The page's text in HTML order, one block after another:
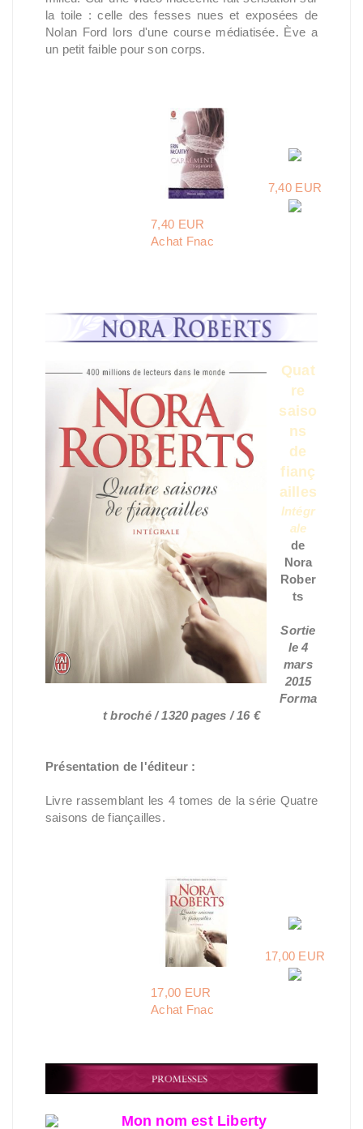
la toile : celle des fesses nues et exposées de
Nolan Ford lors d'une course médiatisée. Ève a
un petit faible pour son corps.
7,40 EUR
Achat Fnac
7,40 EUR
Quat
re
saiso
ns
de
fianç
ailles
Intégr
ale
de
Nora
Rober
ts
Sortie
le 4
mars
2015
Forma
t broché / 1320 pages / 16 €
Présentation de l'éditeur :
Livre rassemblant les 4 tomes de la série Quatre
saisons de fiançailles.
17,00 EUR
Achat Fnac
17,00 EUR
Mon nom est Liberty